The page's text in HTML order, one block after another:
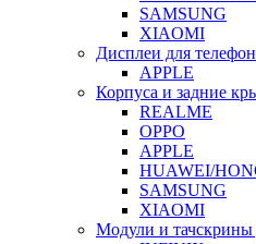
SAMSUNG
XIAOMI
Дисплеи для
APPLE
Корпуса и задние
REALME
OPPO
APPLE
HUAWEI/
SAMSUNG
XIAOMI
Модули и тачскрины